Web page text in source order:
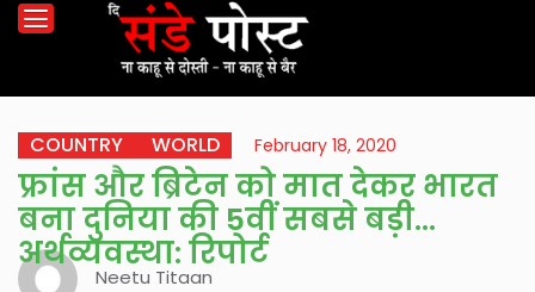
COUNTRY WORLD February 18, 2020
फ्रांस और ब्रिटेन को मात देकर भारत
बना दुनिया की 5वीं सबसे बड़ी
अर्थव्यवस्था: रिपोर्ट
Neetu Titaan